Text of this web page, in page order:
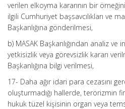
verilen elkoyma kararının bir
ilgili Cumhuriyet başsavcılıkları ve
Başkanlığına gönderilmesi,
b) MASAK Başkanlığından analiz
yetkisizlik veya görevsizlik kararı
Başkanlığına bilgi verilmesi,
17- Daha ağır idari para cezasını
oluşturmadığı hallerde, terörizmin
hukuk tüzel kişisinin organ veya